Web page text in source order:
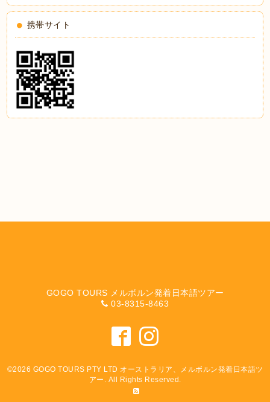
携帯サイト
GOGO TOURS メルボルン発着日本語ツアー
03-8315-8463
©2026 GOGO TOURS PTY LTD オーストラリア、メルボルン発着日本語ツ
アー . All Rights Reserved.